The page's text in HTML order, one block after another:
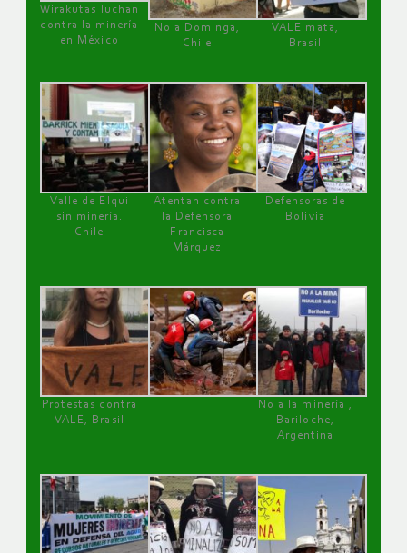
Wirakutas luchan
contra la minería
en México
No a Dominga,
Chile
VALE mata,
Brasil
Valle de Elqui
sin minería.
Chile
Atentan contra
la Defensora
Francisca
Márquez
Defensoras de
Bolivia
Protestas contra
VALE, Brasil
No a la minería ,
Bariloche,
Argentina